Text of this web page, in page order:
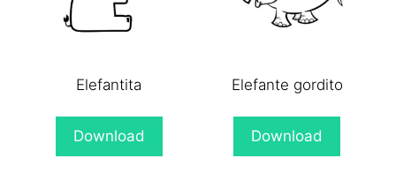
Elefantita
Download
Elefante gordito
Download